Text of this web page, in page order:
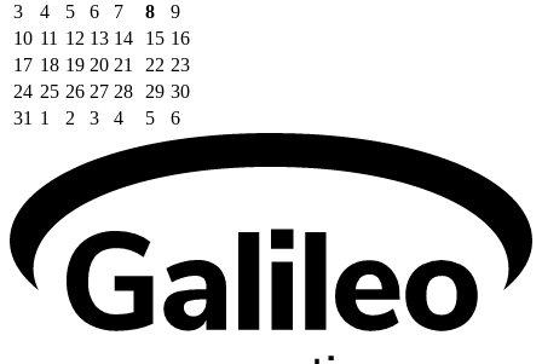
3
4 5 6 7 8
9
10 11 12 13 14 15 16
17 18 19 20 21 22 23
24 25 26 27 28 29 30
31 1 2 3 4 5 6